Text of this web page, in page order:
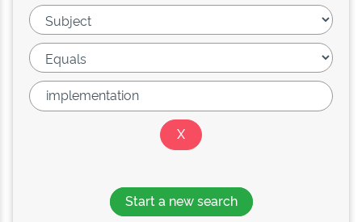
Start a new search